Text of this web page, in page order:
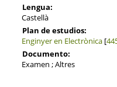
Lengua:
Castellà
Plan de estudios:
Enginyer en Electrònica[
Documento:
Examen ; Altres